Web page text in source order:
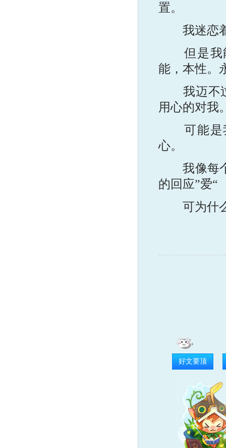
置。
我迷恋着
但是我能
能，本性。
我迈不过
用心的对我
可能是我
心。
我像每个
的回应”爱“
可为什么
好文要顶